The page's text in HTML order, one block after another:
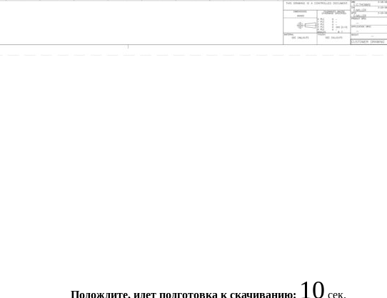
Подождите, идет подготовка к скачиванию: 10 сек.